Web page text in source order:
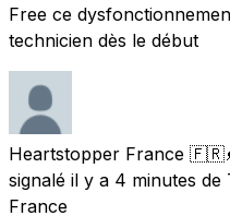
Free ce
technicien dès le début
Heartstopper France
signalé il y a 4 minutes de
France